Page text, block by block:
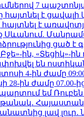
7
հայտնել է
հայտնել է
ցած
ին, «Տեցիկ»-
են
4-ին ժամը
28-ին ժամը 07.00-
եմ Ռուբեն
Հայաստանը
լավ լուր․